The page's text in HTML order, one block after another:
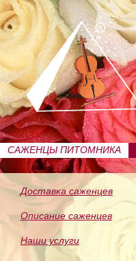
САЖЕНЦЫ ПИТОМНИКА
Доставка саженцев
Описание саженцев
Наши услуги